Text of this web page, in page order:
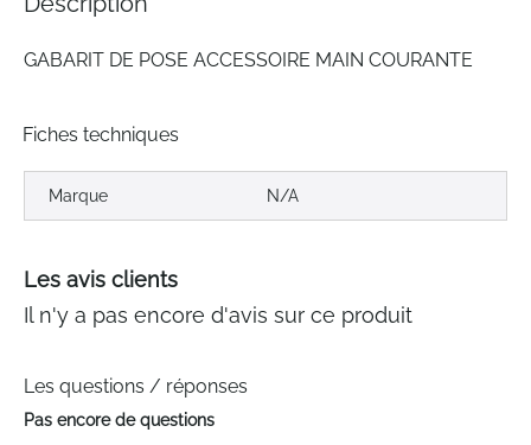
GABARIT DE POSE ACCESSOIRE MAIN COURANTE
Fiches techniques
Marque N/A
Les avis clients
Il n'y a pas encore d'avis sur ce produit
Les questions / réponses
Pas encore de questions